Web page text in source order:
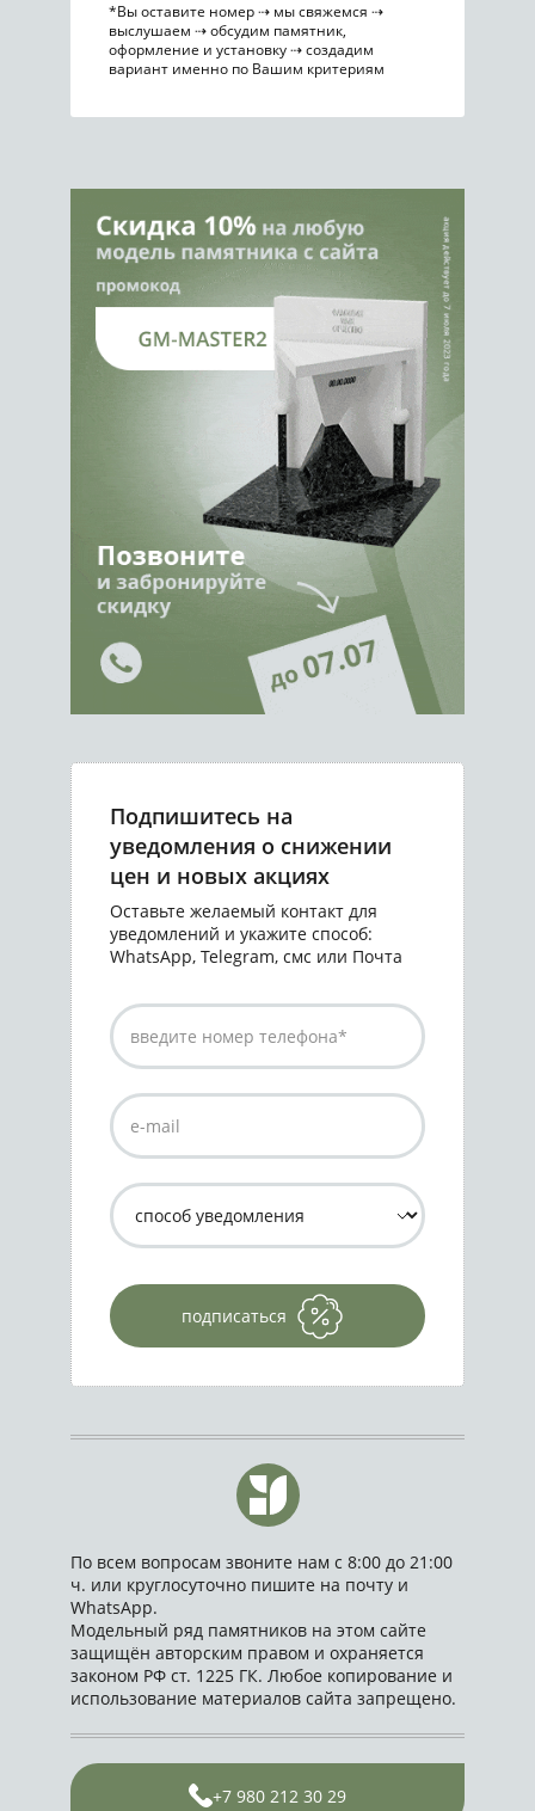
*Вы оставите номер ⇢ мы свяжемся ⇢
выслушаем ⇢ обсудим памятник,
оформление и установку ⇢ создадим
вариант именно по Вашим критериям
Подпишитесь на
уведомления о снижении
цен и новых акциях
Оставьте желаемый контакт для
уведомлений и укажите способ:
WhatsApp, Telegram, смс или Почта
подписаться
По всем вопросам звоните нам с 8:00 до 21:00
ч. или круглосуточно пишите на почту и
WhatsApp.
Модельный ряд памятников на этом сайте
защищён авторским правом и охраняется
законом РФ ст. 1225 ГК. Любое копирование и
использование материалов сайта запрещено.
+7 980 212 30 29